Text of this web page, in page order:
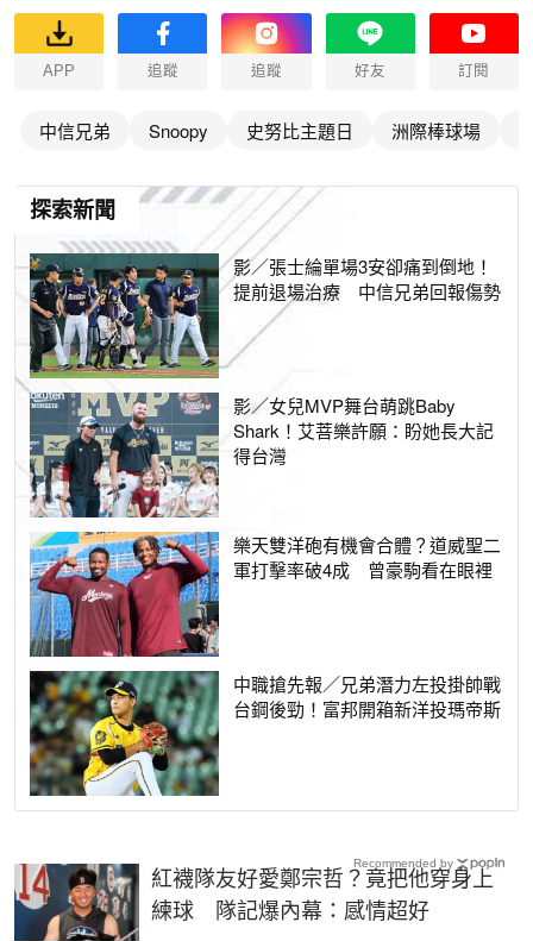
APP 追蹤 追蹤 好友 訂閱
中信兄弟 Snoopy 史努比主題日 洲際棒球場
探索新聞
影／張士綸單場3安卻痛到倒地！
提前退場治療 中信兄弟回報傷勢
影／女兒MVP舞台萌跳Baby
Shark！艾菩樂許願：盼她長大記
得台灣
樂天雙洋砲有機會合體？道威聖二
軍打擊率破4成 曾豪駒看在眼裡
中職搶先報／兄弟潛力左投掛帥戰
台鋼後勁！富邦開箱新洋投瑪帝斯
紅襪隊友好愛鄭宗哲？竟把他穿身上
練球 隊記爆內幕：感情超好
Recommended by